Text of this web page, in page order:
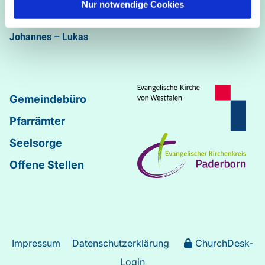
Nur notwendige Cookies
Abdinghof–Martin-Luther–Markus–Matthäus–
Johannes – Lukas
Gemeindebüro
Pfarrämter
Seelsorge
Offene Stellen
Impressum Datenschutzerklärung
ChurchDesk-
Login